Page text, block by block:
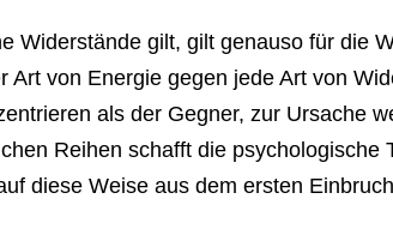
Widerstände gilt, gilt genauso für die
von Energie gegen jede Art von
als der Gegner, zur Ursache
Reihen schafft die psychologische
diese Weise aus dem ersten